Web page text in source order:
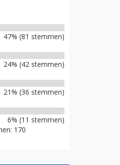
47% (81 stemmen)
24% (42 stemmen)
21% (36 stemmen)
6% (11 stemmen)
170